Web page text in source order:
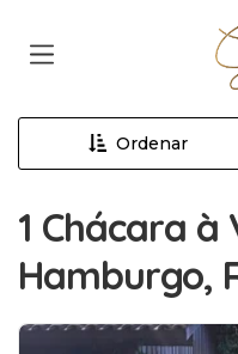
Ordenar
1 Chácara à
Hamburgo,